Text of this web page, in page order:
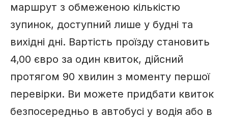
маршрут з обмеженою кількістю
зупинок, доступний лише у будні та
вихідні дні. Вартість проїзду становить
4,00 євро за один квиток, дійсний
протягом 90 хвилин з моменту першої
перевірки. Ви можете придбати квиток
безпосередньо в автобусі у водія або в